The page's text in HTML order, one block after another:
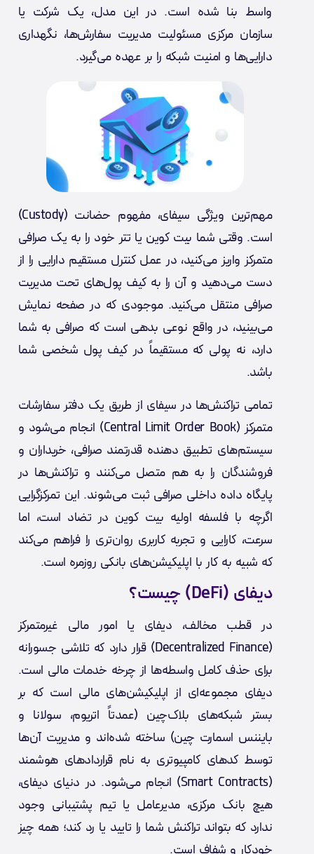
واسط بنا شده است. در این مدل، یک شرکت یا
سازمان مرکزی مسئولیت مدیریت سفارش‌ها، نگهداری
دارایی‌ها و امنیت شبکه را بر عهده می‌گیرد.
مهم‌ترین ویژگی سیفای، مفهوم حضانت (Custody)
است. وقتی شما بیت کوین یا تتر خود را به یک صرافی
متمرکز واریز می‌کنید، در عمل کنترل مستقیم دارایی را از
دست می‌دهید و آن را به کیف پول‌های تحت مدیریت
صرافی منتقل می‌کنید. موجودی که در صفحه نمایش
می‌بینید، در واقع نوعی بدهی است که صرافی به شما
دارد، نه پولی که مستقیماً در کیف پول شخصی شما
باشد.
تمامی تراکنش‌ها در سیفای از طریق یک دفتر سفارشات
متمرکز (Central Limit Order Book) انجام می‌شود و
سیستم‌های تطبیق دهنده قدرتمند صرافی، خریداران و
فروشندگان را به هم متصل می‌کنند و تراکنش‌ها در
پایگاه داده داخلی صرافی ثبت می‌شوند. این تمرکزگرایی
اگرچه با فلسفه اولیه بیت کوین در تضاد است، اما
سرعت، کارایی و تجربه کاربری روان‌تری را فراهم می‌کند
که شبیه به کار با اپلیکیشن‌های بانکی روزمره است.
دیفای (DeFi) چیست؟
در قطب مخالف، دیفای یا امور مالی غیرمتمرکز
(Decentralized Finance) قرار دارد که تلاشی جسورانه
برای حذف کامل واسطه‌ها از چرخه خدمات مالی است.
دیفای مجموعه‌ای از اپلیکیشن‌های مالی است که بر
بستر شبکه‌های بلاک‌چین (عمدتاً اتریوم، سولانا و
بایننس اسمارت چین) ساخته شده‌اند و مدیریت آن‌ها
توسط کدهای کامپیوتری به نام قراردادهای هوشمند
(Smart Contracts) انجام می‌شود. در دنیای دیفای،
هیچ بانک مرکزی، مدیرعامل یا تیم پشتیبانی وجود
ندارد که بتواند تراکنش شما را تایید یا رد کند؛ همه چیز